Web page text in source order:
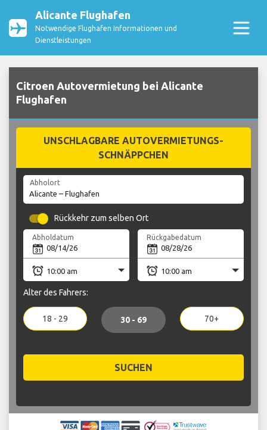
Alicante Flughafen
Notwendige Flughafen Informationen und
Dienstleistungen
Citroen Autovermietung bei Alicante
Flughafen
UNSCHLAGBARE AUTOVERMIETUNGS-
SCHNÄPPCHEN
Abholort
Rückkehr zum selben Ort
Abholdatum Rückgabedatum
Alter des Fahrers:
18 - 29 30 - 69 70+
SUCHEN